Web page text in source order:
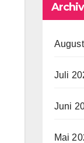
Archiv
Juli
Juni
Mai